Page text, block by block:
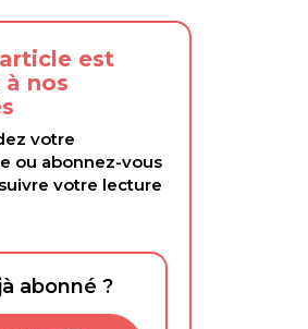
est
à nos
votre
ou abonnez-vous
votre lecture
abonné ?